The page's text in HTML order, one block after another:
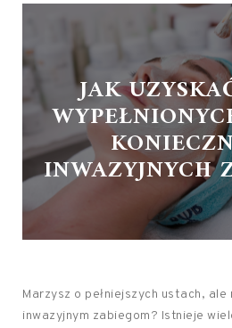
JAK
INWAZYJNYCH
Marzysz o pełniejszych ustach,
inwazyjnym zabiegom? Istnieje